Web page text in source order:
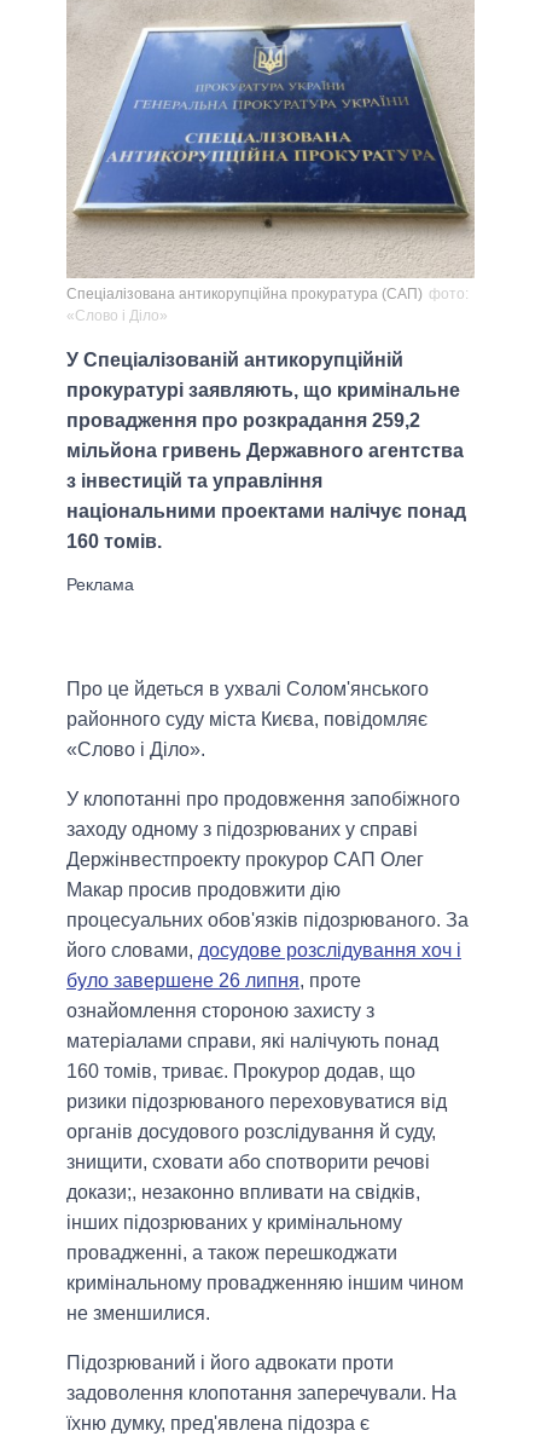
Спеціалізована антикорупційна прокуратура (САП) фото:
«Слово і Діло»
У Спеціалізованій антикорупційній
прокуратурі заявляють, що кримінальне
провадження про розкрадання 259,2
мільйона гривень Державного агентства
з інвестицій та управління
національними проектами налічує понад
160 томів.
Про це йдеться в ухвалі Солом'янського
районного суду міста Києва, повідомляє
«Слово і Діло».
У клопотанні про продовження запобіжного
заходу одному з підозрюваних у справі
Держінвестпроекту прокурор САП Олег
Макар просив продовжити дію
процесуальних обов'язків підозрюваного. За
його словами, досудове розслідування хоч і
було завершене 26 липня, проте
ознайомлення стороною захисту з
матеріалами справи, які налічують понад
160 томів, триває. Прокурор додав, що
ризики підозрюваного переховуватися від
органів досудового розслідування й суду,
знищити, сховати або спотворити речові
докази;, незаконно впливати на свідків,
інших підозрюваних у кримінальному
провадженні, а також перешкоджати
кримінальному провадженняю іншим чином
не зменшилися.
Підозрюваний і його адвокати проти
задоволення клопотання заперечували. На
їхню думку, пред'явлена підозра є